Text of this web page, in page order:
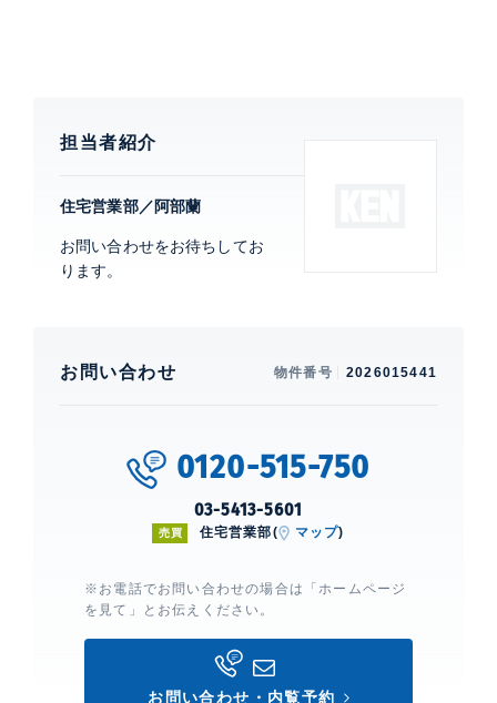
担当者紹介
住宅営業部／阿部蘭
お問い合わせをお待ちしてお
ります。
お問い合わせ 物件番号 2026015441
0120-515-750
03-5413-5601
売買 住宅営業部( マップ)
※お電話でお問い合わせの場合は「ホームページ
を見て」とお伝えください。
お問い合わせ・内覧予約